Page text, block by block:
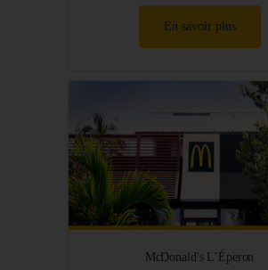
En savoir plus
McDonald's L’Éperon